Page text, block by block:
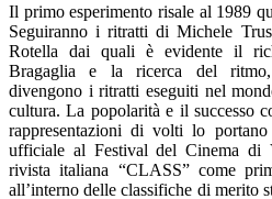
Il primo esperimento risale al 1989
Seguiranno i ritratti di Michele
Rotella dai quali è evidente il
Bragaglia e la ricerca del
divengono i ritratti eseguiti nel
cultura. La popolarità e il successo
rappresentazioni di volti lo
ufficiale al Festival del Cinema di
rivista italiana “CLASS” come
all’interno delle classifiche di merito